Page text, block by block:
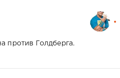
против Голдберга.